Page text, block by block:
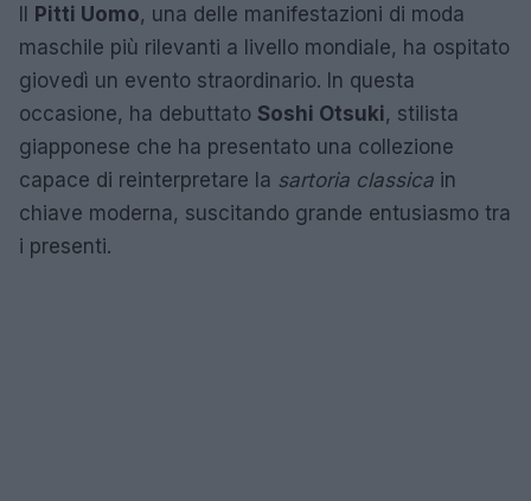
Il Pitti Uomo, una delle manifestazioni di moda
maschile più rilevanti a livello mondiale, ha ospitato
giovedì un evento straordinario. In questa
occasione, ha debuttato Soshi Otsuki, stilista
giapponese che ha presentato una collezione
capace di reinterpretare la sartoria classica in
chiave moderna, suscitando grande entusiasmo tra
i presenti.